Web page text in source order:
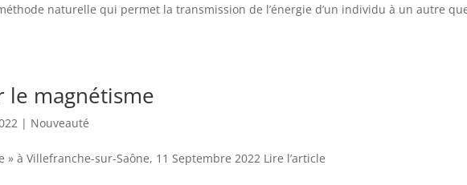
naturelle qui permet la transmission de l’énergie d’un individu à un autre
le magnétisme
| Nouveauté
» à Villefranche-sur-Saône, 11 Septembre 2022 Lire l’article